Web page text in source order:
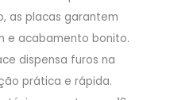
as placas garantem
e acabamento bonito.
dispensa furos na
prática e rápida.